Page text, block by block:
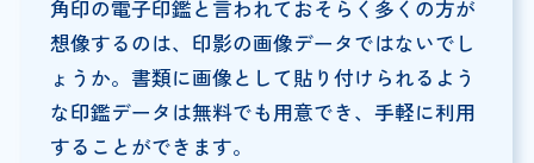
角印の電子印鑑と言われておそらく多くの方が
想像するのは、印影の画像データではないでし
ょうか。書類に画像として貼り付けられるよう
な印鑑データは無料でも用意でき、手軽に利用
することができます。